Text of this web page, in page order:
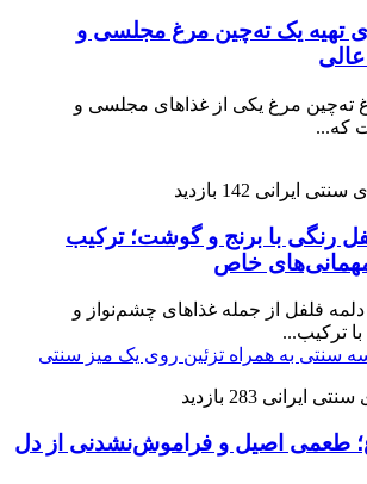
تهیه یک ته‌چین مرغ مجلسی و
عالی
ته‌چین مرغ یکی از غذاهای مجلسی و
که...
سنتی ایرانی 142 بازدید
رنگی با برنج و گوشت؛ ترکیب
خاص
فلفل از جمله غذاهای چشم‌نواز و
ترکیب...
سنتی ایرانی 283 بازدید
طعمی اصیل و فراموش‌نشدنی از دل